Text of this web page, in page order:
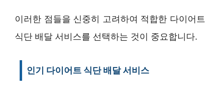
이러한 점들을 신중히 고려하여 적합한 다이어트
식단 배달 서비스를 선택하는 것이 중요합니다.
인기 다이어트 식단 배달 서비스